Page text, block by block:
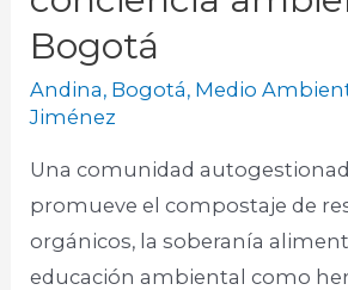
Bogotá
Andina, Bogotá, Medio
Jiménez
Una comunidad
promueve el compostaje de
orgánicos, la soberanía
educación ambiental como